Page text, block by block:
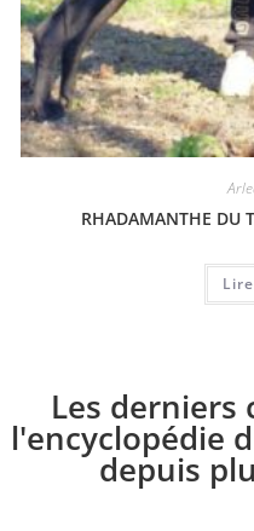
RHADAMANTHE DU
Les derniers
l'encyclopédie
depuis